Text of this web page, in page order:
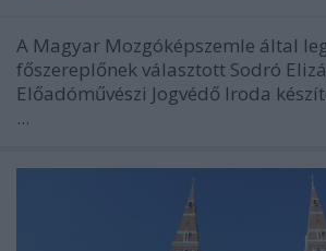
A Magyar Mozgóképszemle által
főszereplőnek választott Sodró
Előadóművészi Jogvédő Iroda
...